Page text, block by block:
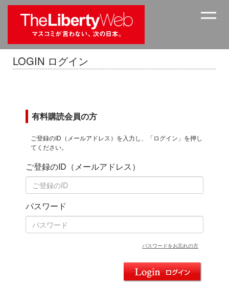
LOGIN ログイン
有料購読会員の方
ご登録のID（メールアドレス）を入力し、「ログイン」を押し
てください。
ご登録のID（メールアドレス）
パスワード
パスワードをお忘れの方